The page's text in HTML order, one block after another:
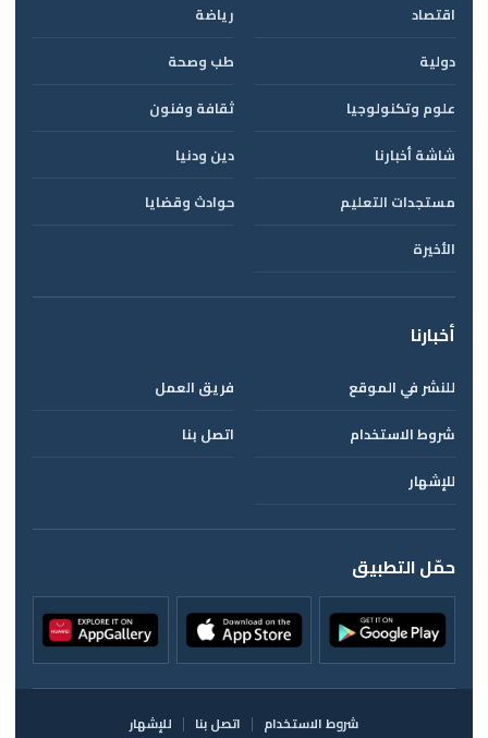
اقتصاد
رياضة
دولية
طب وصحة
علوم وتكنولوجيا
ثقافة وفنون
شاشة أخبارنا
دين ودنيا
مستجدات التعليم
حوادث وقضايا
الأخيرة
أخبارنا
للنشر في الموقع
فريق العمل
شروط الاستخدام
اتصل بنا
للإشهار
حمّل التطبيق
شروط الاستخدام اتصل بنا للإشهار